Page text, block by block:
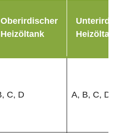
Oberirdischer
Heizöltank
Heizöltank
C, D A, B, C, D